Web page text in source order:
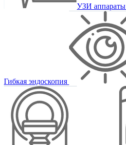
УЗИ аппараты
Гибкая эндоскопия